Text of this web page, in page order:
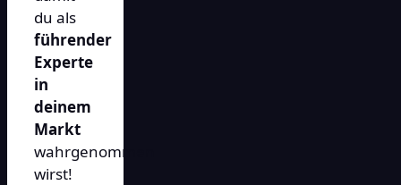
du als
führender
Experte
in
deinem
Markt
wahrgenommen
wirst!